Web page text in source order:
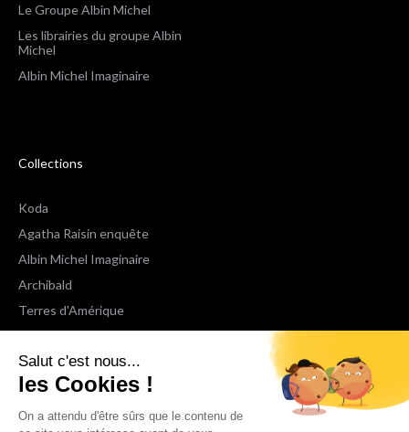
Salut c'est nous...
les Cookies !
On a attendu d'être sûrs que le contenu de
Le Groupe Albin Michel
Les librairies du groupe Albin
Michel
Albin Michel Imaginaire
Collections
Koda
Agatha Raisin enquête
Albin Michel Imaginaire
Archibald
Terres d'Amérique
Espaces Libres Poche
NOX
Wiz
Voir toutes les collections